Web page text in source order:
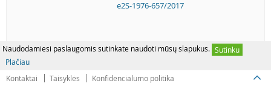
Naudodamiesi paslaugomis sutinkate naudoti mūsų slapukus. Sutinku
Plačiau
e2S-1976-657/2017
Kontaktai Taisyklės Konfidencialumo politika